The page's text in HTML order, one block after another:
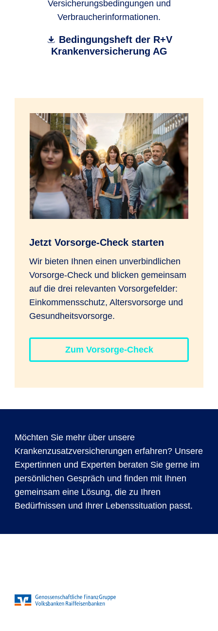
Versicherungsbedingungen und
Verbraucherinformationen.
Bedingungsheft der R+V
Krankenversicherung AG
Jetzt Vorsorge-Check starten
Wir bieten Ihnen einen unverbindlichen
Vorsorge-Check und blicken gemeinsam
auf die drei relevanten Vorsorgefelder:
Einkommensschutz, Altersvorsorge und
Gesundheitsvorsorge.
Zum Vorsorge-Check
Möchten Sie mehr über unsere
Krankenzusatzversicherungen erfahren? Unsere
Expertinnen und Experten beraten Sie gerne im
persönlichen Gespräch und finden mit Ihnen
gemeinsam eine Lösung, die zu Ihren
Bedürfnissen und Ihrer Lebenssituation passt.